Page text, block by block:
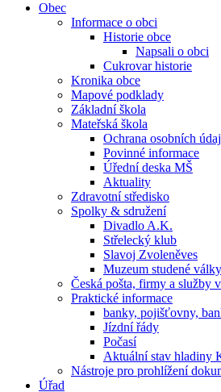
Obec
Informace o obci
Historie obce
Napsali o obci
Cukrovar historie
Kronika obce
Mapové podklady
Základní škola
Mateřská škola
Ochrana osobních
Povinné informace
Úřední deska MŠ
Aktuality
Zdravotní středisko
Spolky & sdružení
Divadlo A.K.
Střelecký klub
Slavoj Zvoleněves
Muzeum studené války
Česká pošta, firmy a služby
Praktické informace
banky, pojišťovny,
Jízdní řády
Počasí
Aktuální stav hladiny
Nástroje pro prohlížení
Úřad